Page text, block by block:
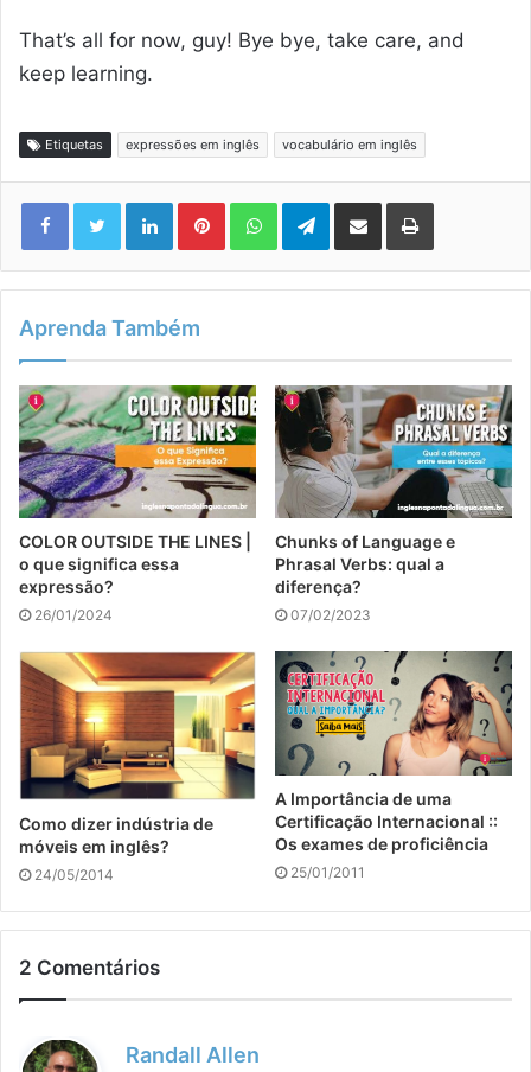
That’s all for now, guy! Bye bye, take care, and
keep learning.
Etiquetas expressões em inglês vocabulário em inglês
LinkedinPinterestWhatsAppTelegram
Compartilhar via e-mail Imprimir
Aprenda Também
COLOR OUTSIDE THE LINES |
o que significa essa
expressão?
26/01/2024
Chunks of Language e
Phrasal Verbs: qual a
diferença?
07/02/2023
Como dizer indústria de
móveis em inglês?
24/05/2014
A Importância de uma
Certificação Internacional ::
Os exames de proficiência
25/01/2011
2 Comentários
Randall Allen